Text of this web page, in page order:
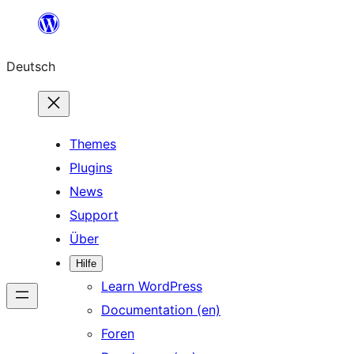
springen
Deutsch
Themes
Plugins
News
Support
Über
Hilfe
Learn WordPress
Documentation (en)
Foren